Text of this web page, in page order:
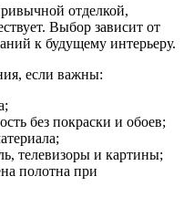
отделкой,
Выбор зависит от
к будущему интерьеру.
если важны:
без покраски и обоев;
телевизоры и картины;
полотна при